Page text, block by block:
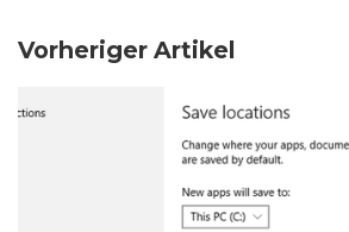
Vorheriger Artikel